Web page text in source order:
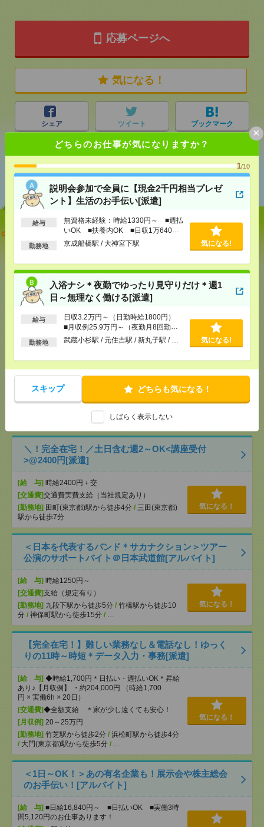
どちらのお仕事が気になりますか？
1/10
説明会参加で全員に【現金2千円相当プレゼ
ント】生活のお手伝い[派遣]
給与
無資格未経験：時給1330円～ ■週払
いOK ■扶養内OK ■日収1万640円
以上
勤務地 京成船橋駅 / 大神宮下駅 気になる!
入浴ナシ＊夜勤でゆったり見守りだけ＊週1
日～無理なく働ける[派遣]
給与
日収3.2万円～（日勤時給1800円）
■月収例25.9万円～（夜勤月8回勤務
の場合）
勤務地 武蔵小杉駅 / 元住吉駅 / 新丸子駅 / … 気になる!
スキップ どちらも気になる！
しばらく表示しない
×
応募ページへ
気になる！
シェア ツイート ブックマーク
あなたの閲覧履歴からの
おすすめ
説明会参加で全員に【現金2千円相当プレゼント】生
活のお手伝い[派遣]
[給 与]無資格未経験：時給1330円～ ■週払い
OK ■扶養内OK ■日収1万640円以上
[交通費]
交通費全額支給
[勤務地] 京成船橋駅/大神宮下駅
気になる！
入浴ナシ＊夜勤でゆったり見守りだけ＊週1日～無理
なく働ける[派遣]
[給 与]日収3.2万円～（日勤時給1800円） ■月
[交通費]交通費全額支給 ■ガソリン代も全額支給
（規定あり） ■無料駐車場もご相談ください
元住吉駅/新丸子駅/…
＼！完全在宅！／土日含む週2～OK<講座受付
>@2400円[派遣]
[給 与] 時給2400円＋交
[交通費]交通費実費支給（当社規定あり）
[勤務地] 田町(東京都)駅から徒歩4分 / 三田(東京都)
駅から徒歩7分
気になる！
＜日本を代表するバンド＊サカナクション＞ツアー
公演のサポートバイト＠日本武道館[アルバイト]
[給 与] 時給1250円～
[交通費]支給（規定有り）
[勤務地] 九段下駅から徒歩5分 / 竹橋駅から徒歩10
分 / 神保町駅から徒歩15分 / …
気になる！
【完全在宅！】難しい業務なし＆電話なし！ゆっく
りの11時～時短＊データ入力・事務[派遣]
[給 与] ◆時給1,700円＊日払い・週払いOK＊昇給
あり♪【月収例】 ・約204,000円 （時給1,700
円 × 実働6h × 20日）
[交通費]◆全額支給 ＊家が少し遠くても安心！
[月収例] 20～25万円
[勤務地] 竹芝駅から徒歩2分 / 浜松町駅から徒歩4分
/ 大門(東京都)駅から徒歩5分 / …
気になる！
＜1日～OK！＞あの有名企業も！展示会や株主総会
のお手伝い！[アルバイト]
[給 与] ■日給16,840円～ ■日払いOK ■実働3時
間5,120円のお仕事あります！